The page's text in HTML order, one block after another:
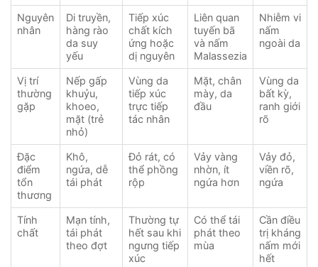
Nguyên
nhân
Di truyền,
hàng rào
da suy
yếu
Tiếp xúc
chất kích
ứng hoặc
dị nguyên
Liên quan
tuyến bã
và nấm
Malassezia
Nhiễm vi
nấm
ngoài da
Vị trí
thường
gặp
Nếp gấp
khuỷu,
khoeo,
mặt (trẻ
nhỏ)
Vùng da
tiếp xúc
trực tiếp
tác nhân
Mặt, chân
mày, da
đầu
Vùng da
bất kỳ,
ranh giới
rõ
Đặc
điểm
tổn
thương
Khô,
ngứa, dễ
tái phát
Đỏ rát, có
thể phồng
rộp
Vảy vàng
nhờn, ít
ngứa hơn
Vảy đỏ,
viền rõ,
ngứa
Tính
chất
Mạn tính,
tái phát
theo đợt
Thường tự
hết sau khi
ngưng tiếp
xúc
Có thể tái
phát theo
mùa
Cần điều
trị kháng
nấm mới
hết